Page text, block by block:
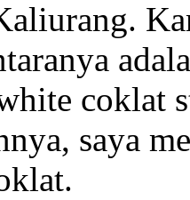
coklat
saya